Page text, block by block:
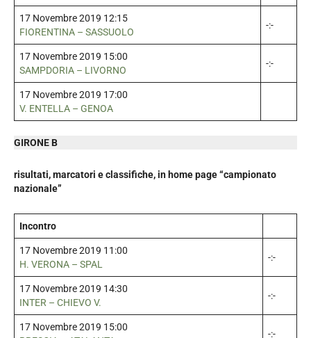
17 Novembre 2019 12:15
FIORENTINA – SASSUOLO
-:-
17 Novembre 2019 15:00
SAMPDORIA – LIVORNO
-:-
17 Novembre 2019 17:00
V. ENTELLA – GENOA
GIRONE B
risultati, marcatori e classifiche, in home page “campionato
nazionale”
Incontro
17 Novembre 2019 11:00
H. VERONA – SPAL
-:-
17 Novembre 2019 14:30
INTER – CHIEVO V.
-:-
17 Novembre 2019 15:00
-:-